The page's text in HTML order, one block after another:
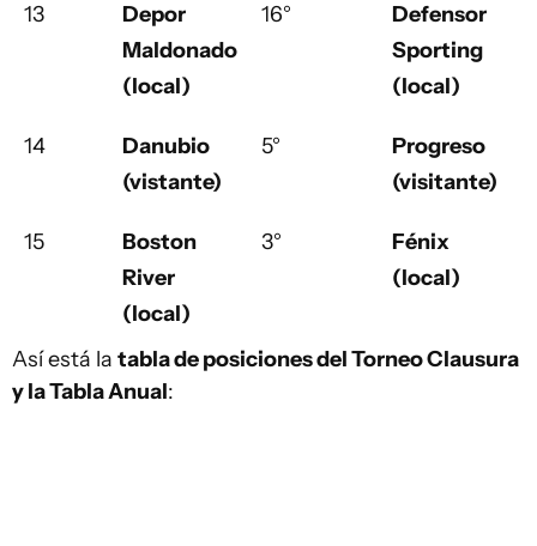
13
Depor
Maldonado
(local)
16°
Defensor
Sporting
(local)
14
Danubio
(vistante)
5°
Progreso
(visitante)
15
Boston
River
(local)
3°
Fénix
(local)
Así está la tabla de posiciones del Torneo Clausura
y la Tabla Anual: